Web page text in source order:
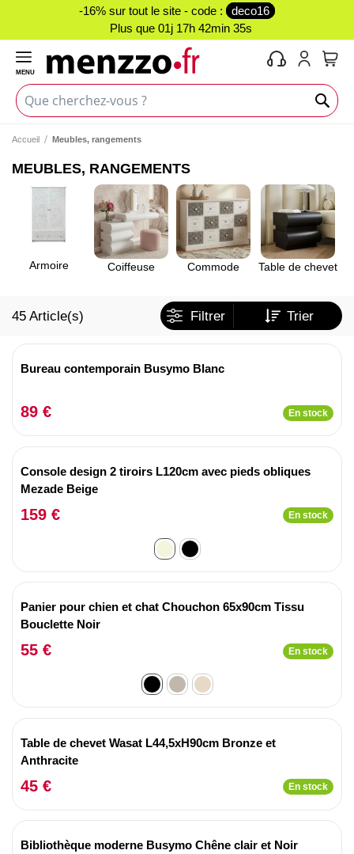
-16% sur tout le site - code :
deco16
Plus que 01j 17h 42min 34s
MENU
Accueil Meubles, rangements
MEUBLES, RANGEMENTS
Armoire Coiffeuse Commode Table de chevet
45 Article(s) Filtrer Trier
Bureau contemporain Busymo Blanc
89 € En stock
Console design 2 tiroirs L120cm avec pieds obliques
Mezade Beige
159 € En stock
Panier pour chien et chat Chouchon 65x90cm Tissu
Bouclette Noir
55 € En stock
Table de chevet Wasat L44,5xH90cm Bronze et
Anthracite
45 € En stock
Bibliothèque moderne Busymo Chêne clair et Noir